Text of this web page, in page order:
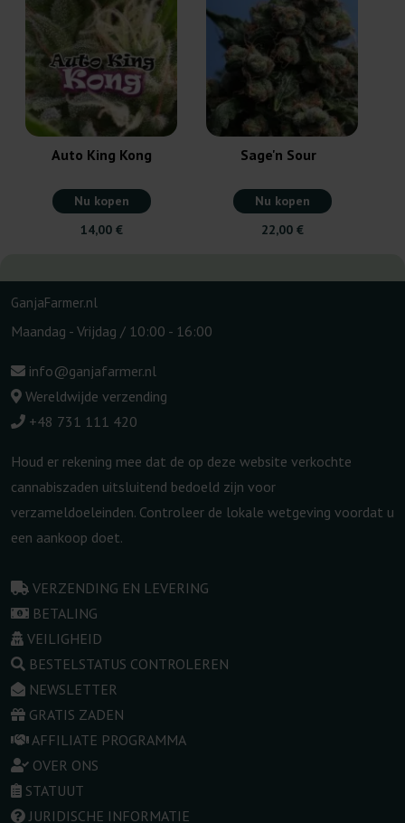
Auto King Kong
Nu kopen
14,00 €
Sage'n Sour
Nu kopen
22,00 €
GanjaFarmer.nl
Maandag - Vrijdag / 10:00 - 16:00
info@ganjafarmer.nl
Wereldwijde verzending
+48 731 111 420
Houd er rekening mee dat de op deze website verkochte
cannabiszaden uitsluitend bedoeld zijn voor
verzameldoeleinden. Controleer de lokale wetgeving voordat u
een aankoop doet.
VERZENDING EN LEVERING
BETALING
VEILIGHEID
BESTELSTATUS CONTROLEREN
NEWSLETTER
GRATIS ZADEN
AFFILIATE PROGRAMMA
OVER ONS
STATUUT
JURIDISCHE INFORMATIE